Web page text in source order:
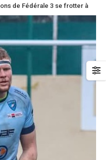
de Fédérale 3 se frotter à